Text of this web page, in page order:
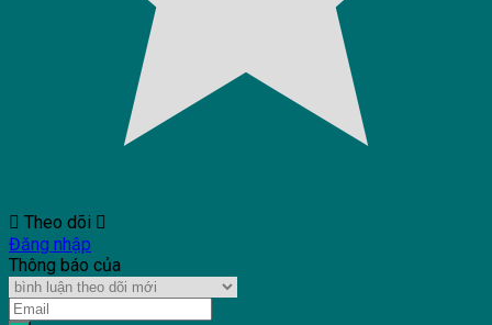
Theo dõi
Đăng nhập
Thông báo của